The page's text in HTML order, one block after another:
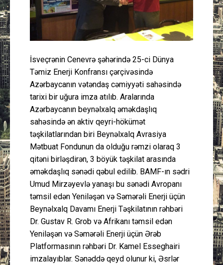
Layihə
Cəmiyyət
Peşə etikası
Əlaqə
İsveçrənin Cenevrə şəhərində 25-ci Dünya
Təmiz Enerji Konfransı çərçivəsində
Azərbaycanın vətəndaş cəmiyyəti sahəsində
tarixi bir uğura imza atılıb. Aralarında
Azərbaycanın beynəlxalq əməkdaşlıq
sahəsində ən aktiv qeyri-hökümət
təşkilatlarından biri Beynəlxalq Avrasiya
Mətbuat Fondunun da olduğu rəmzi olaraq 3
qitəni birləşdirən, 3 böyük təşkilat arasında
əməkdaşlıq sənədi qəbul edilib. BAMF-ın sədri
Umud Mirzəyevlə yanaşı bu sənədi Avropanı
təmsil edən Yeniləşən və Səmərəli Enerji üçün
Beynəlxalq Davamı Enerji Təşkilatının rəhbəri
Dr. Gustav R. Grob və Afrikanı təmsil edən
Yeniləşən və Səmərəli Enerji üçün Ərəb
Platformasının rəhbəri Dr. Kamel Esseghairi
imzalayıblar. Sənəddə qeyd olunur ki, Əsrlər